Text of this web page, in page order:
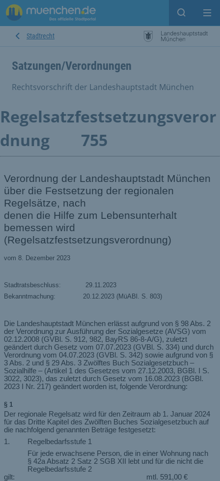
Suche
Stadtrecht
Satzungen/Verordnungen
Rechtsvorschrift der Landeshauptstadt München
Regelsatzfestsetzungsveror
dnung
755